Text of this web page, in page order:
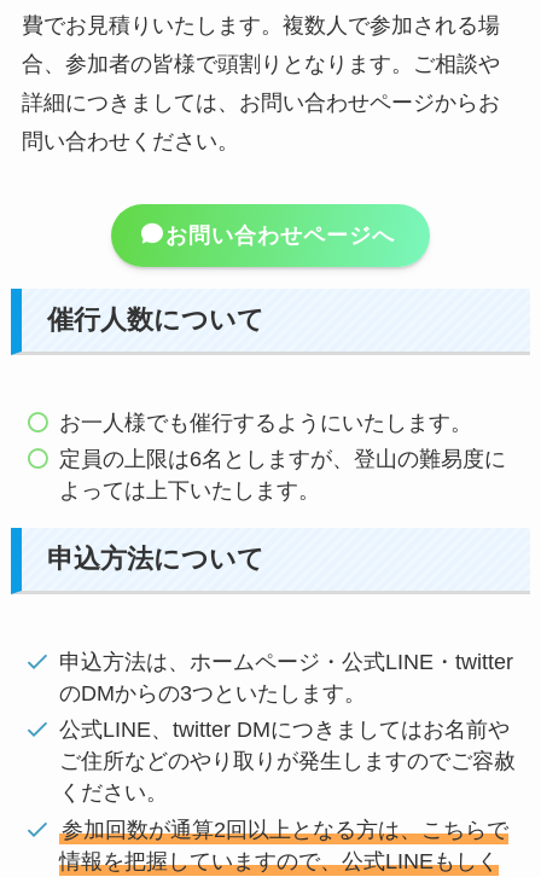
費でお見積りいたします。複数人で参加される場
合、参加者の皆様で頭割りとなります。ご相談や
詳細につきましては、お問い合わせページからお
問い合わせください。
お問い合わせページへ
催行人数について
お一人様でも催行するようにいたします。
定員の上限は6名としますが、登山の難易度に
よっては上下いたします。
申込方法について
申込方法は、ホームページ・公式LINE・twitter
のDMからの3つといたします。
公式LINE、twitter DMにつきましてはお名前や
ご住所などのやり取りが発生しますのでご容赦
ください。
参加回数が通算2回以上となる方は、こちらで
情報を把握していますので、公式LINEもしく